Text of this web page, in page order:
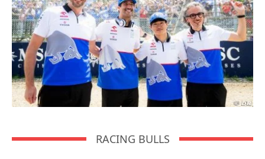
RACING BULLS